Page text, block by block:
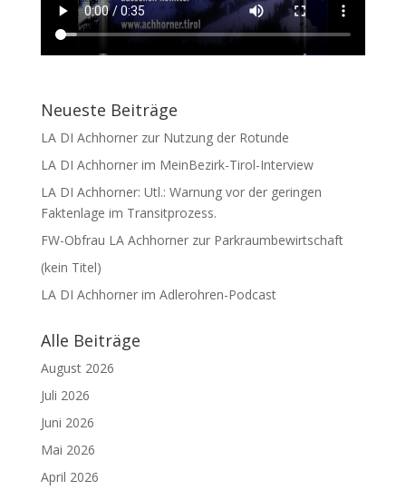
Neueste Beiträge
LA DI Achhorner zur Nutzung der Rotunde
LA DI Achhorner im MeinBezirk-Tirol-Interview
LA DI Achhorner: Utl.: Warnung vor der geringen
Faktenlage im Transitprozess.
FW-Obfrau LA Achhorner zur Parkraumbewirtschaft
(kein Titel)
LA DI Achhorner im Adlerohren-Podcast
Alle Beiträge
August 2026
Juli 2026
Juni 2026
Mai 2026
April 2026